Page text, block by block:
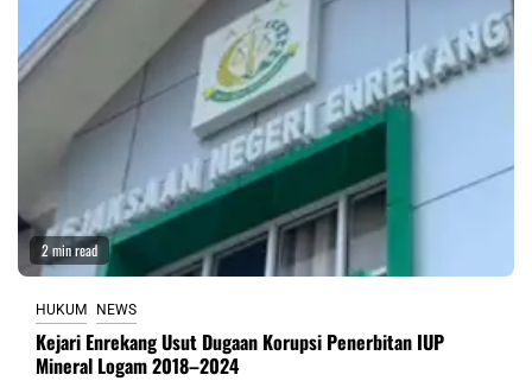
2 min read
HUKUM NEWS
Kejari Enrekang Usut Dugaan Korupsi Penerbitan IUP
Mineral Logam 2018–2024